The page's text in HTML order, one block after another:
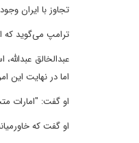
تجاوز با ایران
ترامپ می‌گوید که
عبدالخالق
اما در نهایت این
او گفت: "امارات
او گفت که